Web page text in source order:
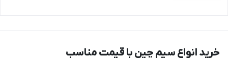
خرید انواع سیم چین با قیمت مناسب